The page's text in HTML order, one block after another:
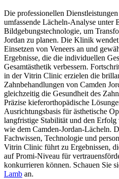
Die professionellen
umfassende Lächeln-Analyse unter
Bildgebungstechnologie, um
Jordan zu planen. Die Klinik
Einsetzen von Veneers an und
Ergebnisse, die die individuellen
Gesamtästhetik verbessern.
in der Vitrin Clinic erzielen die
Zahnbehandlungen von Camden
gleichzeitig die Gesundheit des
Präzise kieferorthopädische
Ausrichtungsbasis für ästhetische
langfristige Stabilität und den
wie dem Camden-Jordan-Lächeln.
Fachwissen, Technologie und
Vitrin Clinic führt zu Ergebnissen,
auf Promi-Niveau für
konkurrieren können. Schauen Sie
Lamb an.